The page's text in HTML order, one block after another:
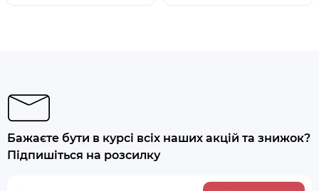
Бажаєте бути в курсі всіх наших акцій та знижок?
Підпишіться на розсилку